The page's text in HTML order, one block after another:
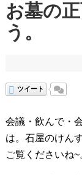
お墓の
う。
ツイート
会議・飲んで・
は。石屋のけん
ご覧くださいね~